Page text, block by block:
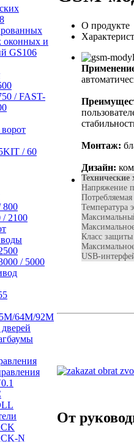
оконных и
GS106
/ FAST-
/ 60
800
2100
/ 5000
64M/92M
N
О продукте
Монтаж:
Дизайн:
Технические
Напряжение
Температура
Класс защиты
USB-
От